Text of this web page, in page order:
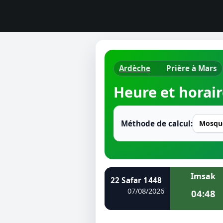
Horaires
Heure de
Ramadan
Ardèche Prière à Mars
Heure et
Méthode de calcul:
22 Safar 1448
07/08/2026
Imsak
04:48